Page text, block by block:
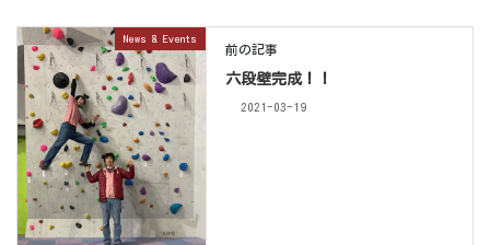
News & Events
前の記事
六段壁完成！！
2021-03-19